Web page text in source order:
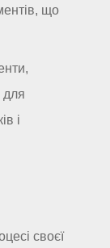
що
для
і
своєї